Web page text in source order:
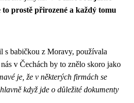
to prostě přirozené a každý tomu
s babičkou z Moravy, používala
v Čechách by to znělo skoro jako
je, že v některých firmách se
když jde o důležité dokumenty